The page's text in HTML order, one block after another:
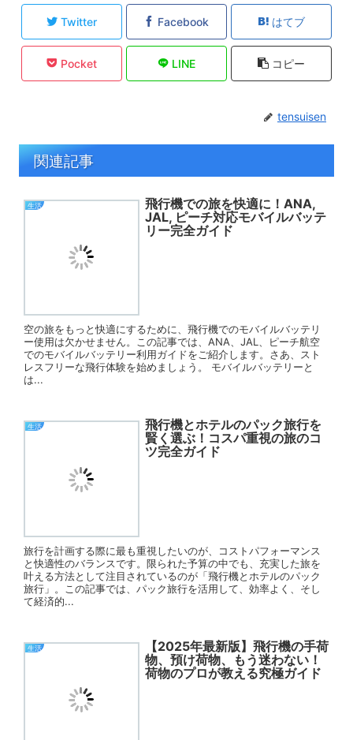
Twitter Facebook はてブ
Pocket LINE コピー
tensuisen
関連記事
生活
飛行機での旅を快適に！ANA,
JAL, ピーチ対応モバイルバッテ
リー完全ガイド
空の旅をもっと快適にするために、飛行機でのモバイルバッテリ
ー使用は欠かせません。この記事では、ANA、JAL、ピーチ航空
でのモバイルバッテリー利用ガイドをご紹介します。さあ、スト
レスフリーな飛行体験を始めましょう。 モバイルバッテリーと
は...
生活
飛行機とホテルのパック旅行を
賢く選ぶ！コスパ重視の旅のコ
ツ完全ガイド
旅行を計画する際に最も重視したいのが、コストパフォーマンス
と快適性のバランスです。限られた予算の中でも、充実した旅を
叶える方法として注目されているのが「飛行機とホテルのパック
旅行」。この記事では、パック旅行を活用して、効率よく、そし
て経済的...
生活
【2025年最新版】飛行機の手荷
物、預け荷物、もう迷わない！
荷物のプロが教える究極ガイド